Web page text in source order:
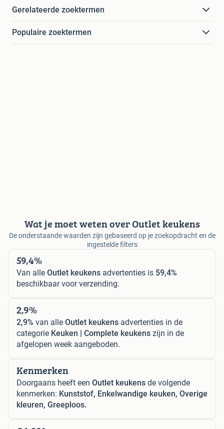
Gerelateerde zoektermen
Populaire zoektermen
Wat je moet weten over Outlet keukens
De onderstaande waarden zijn gebaseerd op je zoekopdracht en de
ingestelde filters
59,4%
Van alle Outlet keukens advertenties is 59,4%
beschikbaar voor verzending.
2,9%
2,9% van alle Outlet keukens advertenties in de
categorie Keuken | Complete keukens zijn in de
afgelopen week aangeboden.
Kenmerken
Doorgaans heeft een Outlet keukens de volgende
kenmerken: Kunststof, Enkelwandige keuken, Overige
kleuren, Greeploos.